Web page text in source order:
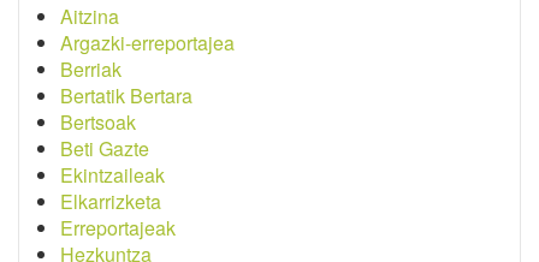
Aitzina
Argazki-erreportajea
Berriak
Bertatik Bertara
Bertsoak
Beti Gazte
Ekintzaileak
Elkarrizketa
Erreportajeak
Hezkuntza